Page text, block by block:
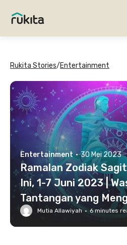
Rukita Stories/Entertainment
Entertainment · 30 Mei 2023
Ramalan Zodiak
Ini, 1-7 Juni 2023 |
Tantangan yang
Mutia Allawiyah · 6 minutes